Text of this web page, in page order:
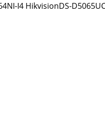
I4 HikvisionDS-